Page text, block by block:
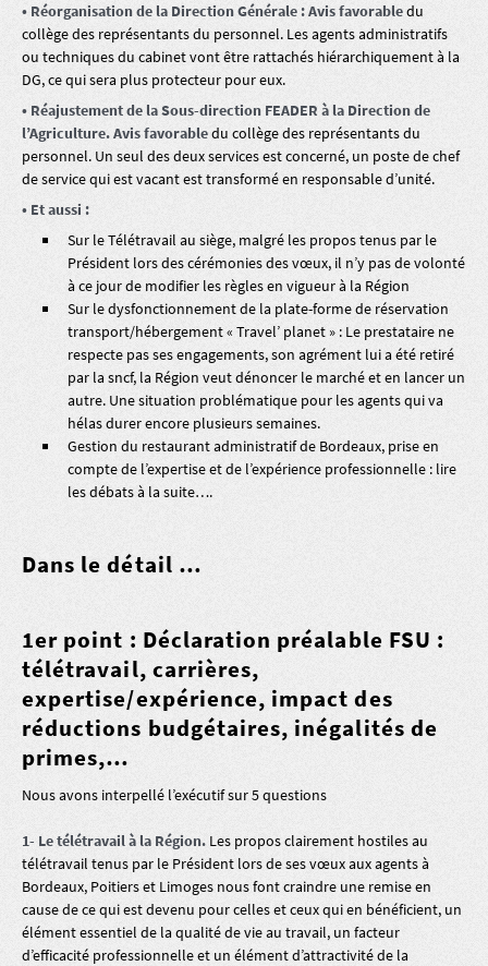
• Réorganisation de la Direction Générale : Avis favorabledu
collège des représentants du personnel. Les agents administratifs
ou techniques du cabinet vont être rattachés hiérarchiquement à la
DG, ce qui sera plus protecteur pour eux.
• Réajustement de la Sous-direction FEADER à la Direction de
l’Agriculture. Avis favorabledu collège des représentants du
personnel. Un seul des deux services est concerné, un poste de chef
de service qui est vacant est transformé en responsable d’unité.
• Et aussi :
Sur le Télétravail au siège, malgré les propos tenus par le
Président lors des cérémonies des vœux, il n’y pas de volonté
à ce jour de modifier les règles en vigueur à la Région
Sur le dysfonctionnement de la plate-forme de réservation
transport/hébergement « Travel’ planet » : Le prestataire ne
respecte pas ses engagements, son agrément lui a été retiré
par la sncf, la Région veut dénoncer le marché et en lancer un
autre. Une situation problématique pour les agents qui va
hélas durer encore plusieurs semaines.
Gestion du restaurant administratif de Bordeaux, prise en
compte de l’expertise et de l’expérience professionnelle : lire
les débats à la suite….
Dans le détail …
1er point : Déclaration préalable FSU :
télétravail, carrières,
expertise/expérience, impact des
réductions budgétaires, inégalités de
primes,…
Nous avons interpellé l’exécutif sur 5 questions
1- Le télétravail à la Région. Les propos clairement hostiles au
télétravail tenus par le Président lors de ses vœux aux agents à
Bordeaux, Poitiers et Limoges nous font craindre une remise en
cause de ce qui est devenu pour celles et ceux qui en bénéficient, un
élément essentiel de la qualité de vie au travail, un facteur
d’efficacité professionnelle et un élément d’attractivité de la